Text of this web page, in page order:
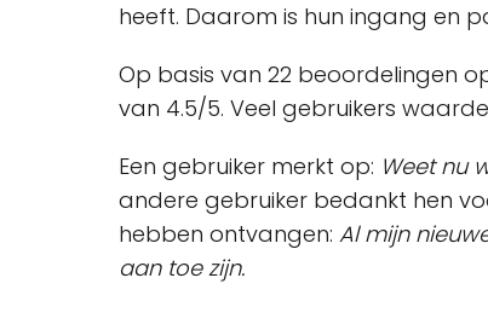
heeft. Daarom is hun ingang en
Op basis van 22 beoordelingen
van 4.5/5. Veel gebruikers
Een gebruiker merkt op: Weet nu
andere gebruiker bedankt hen
hebben ontvangen: Al mijn
aan toe zijn.